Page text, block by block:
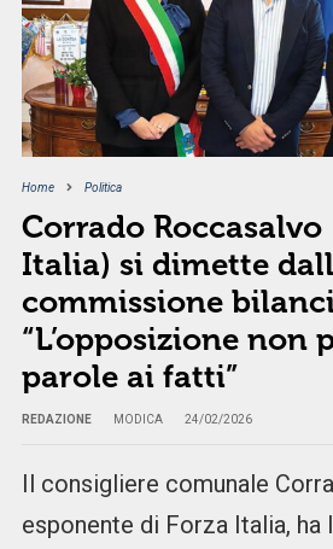
Home Politica
Corrado Roccasalvo
Italia) si dimette
commissione
“L’opposizione non
parole ai fatti”
REDAZIONE MODICA 24/02/2026
Il consigliere comunale
esponente di Forza Italia, ha